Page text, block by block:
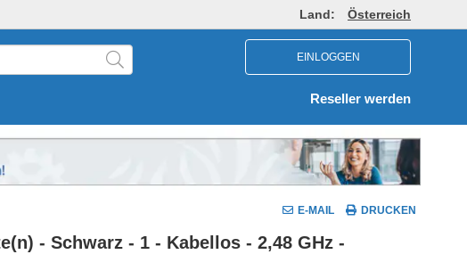
Land: Österreich
EINLOGGEN
Reseller werden
E-MAIL DRUCKEN
- Schwarz - 1 - Kabellos - 2,48 GHz -